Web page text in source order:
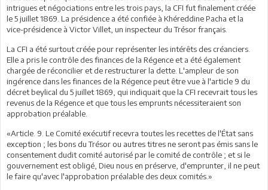
intrigues et négociations entre les trois pays, la CFI fut finalement créée
le 5 juillet 1869. La présidence a été confiée à Khéreddine Pacha et la
vice-présidence à Victor Villet, un inspecteur du Trésor français.
La CFI a été surtout créée pour représenter les intérêts des créanciers.
Elle a pris le contrôle des finances de la Régence et a été également
chargée de réconcilier et de restructurer la dette. L'ampleur de son
ingérence dans les finances de la Régence peut être vue à l'article 9 du
décret beylical du 5 juillet 1869, qui indiquait que la CFI recevrait tous les
revenus de la Régence et que tous les emprunts nécessiteraient son
approbation préalable.
«Article. 9. Le Comité exécutif recevra toutes les recettes de l'État sans
exception ; les bons du Trésor ou autres titres ne seront pas émis sans le
consentement dudit comité autorisé par le comité de contrôle ; et si le
gouvernement est obligé, Dieu nous en préserve, d'emprunter, il ne peut
le faire qu'avec l'approbation préalable des deux comités.»